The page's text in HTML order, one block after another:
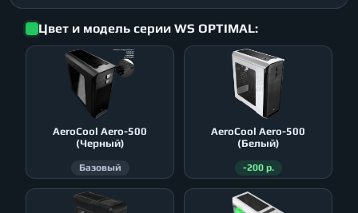
Цвет и модель серии WS OPTIMAL:
AeroСool Aero-500
(Черный)
Базовый
AeroСool Aero-500
(Белый)
-200 р.